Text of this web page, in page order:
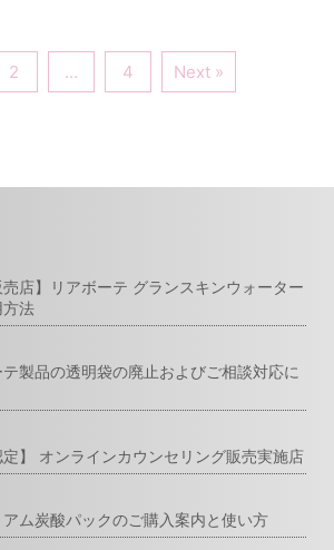
2 … 4 Next »
売店】リアボーテ グランスキンウォーター
方法
テ製品の透明袋の廃止およびご相談対応に
定】 オンラインカウンセリング販売実施店
ム炭酸パックのご購入案内と使い方